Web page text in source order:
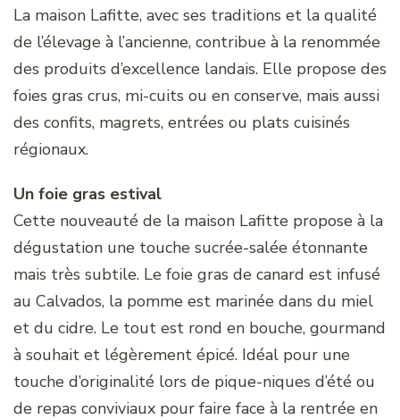
La maison Lafitte, avec ses traditions et la qualité
de l’élevage à l’ancienne, contribue à la renommée
des produits d’excellence landais. Elle propose des
foies gras crus, mi-cuits ou en conserve, mais aussi
des confits, magrets, entrées ou plats cuisinés
régionaux.
Un foie gras estival
Cette nouveauté de la maison Lafitte propose à la
dégustation une touche sucrée-salée étonnante
mais très subtile. Le foie gras de canard est infusé
au Calvados, la pomme est marinée dans du miel
et du cidre. Le tout est rond en bouche, gourmand
à souhait et légèrement épicé. Idéal pour une
touche d’originalité lors de pique-niques d’été ou
de repas conviviaux pour faire face à la rentrée en